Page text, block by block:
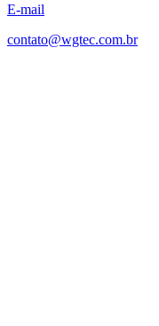
E-mail
contato@wgtec.com.br